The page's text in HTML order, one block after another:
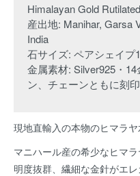
Himalayan Gold
産出地: Manihar, Garsa
India
石サイズ: ペアシェイ
金属素材: Silver925・
ン、チェーンともに刻印
現地直輸入の本物のヒマラヤ
マニハール産の希少なヒマ
明度抜群、繊細な金針がエ